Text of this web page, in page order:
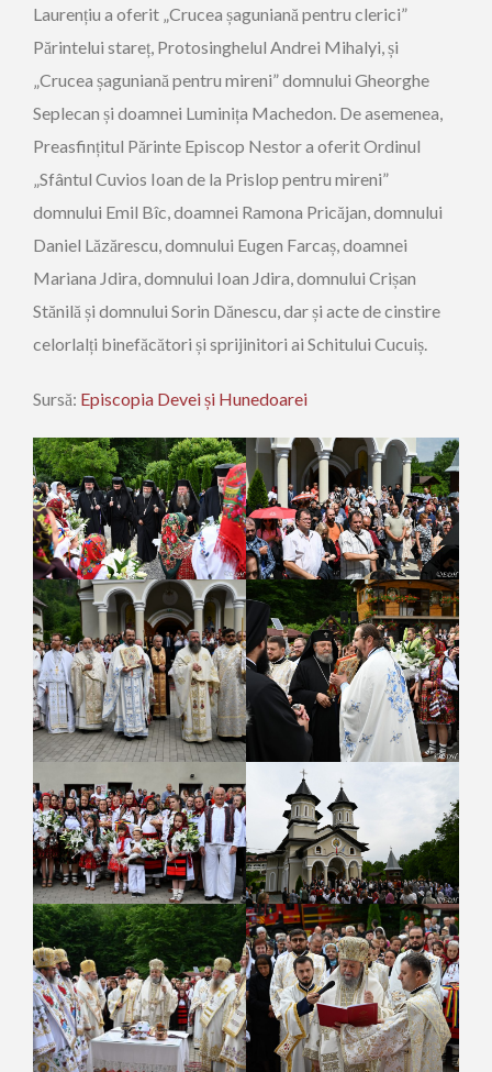
Laurențiu a oferit „Crucea șaguniană pentru clerici”
Părintelui stareț, Protosinghelul Andrei Mihalyi, și
„Crucea șaguniană pentru mireni” domnului Gheorghe
Seplecan și doamnei Luminița Machedon. De asemenea,
Preasfințitul Părinte Episcop Nestor a oferit Ordinul
„Sfântul Cuvios Ioan de la Prislop pentru mireni”
domnului Emil Bîc, doamnei Ramona Pricăjan, domnului
Daniel Lăzărescu, domnului Eugen Farcaș, doamnei
Mariana Jdira, domnului Ioan Jdira, domnului Crișan
Stănilă și domnului Sorin Dănescu, dar și acte de cinstire
celorlalți binefăcători și sprijinitori ai Schitului Cucuiș.
Sursă: Episcopia Devei și Hunedoarei